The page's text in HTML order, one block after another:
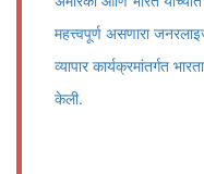
महत्त्वपूर्ण असणारा
व्यापार कार्यक्रमांतर्गत
केली.